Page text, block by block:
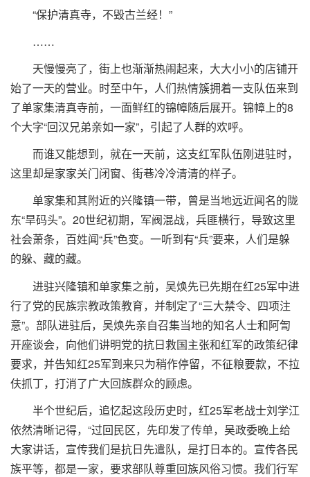
“保护清真寺，不毁古兰经！”
……
天慢慢亮了，街上也渐渐热闹起来，大大小小的店铺开
始了一天的营业。时至中午，人们热情簇拥着一支队伍来到
了单家集清真寺前，一面鲜红的锦幛随后展开。锦幛上的8
个大字“回汉兄弟亲如一家”，引起了人群的欢呼。
而谁又能想到，就在一天前，这支红军队伍刚进驻时，
这里却是家家关门闭窗、街巷冷冷清清的样子。
单家集和其附近的兴隆镇一带，曾是当地远近闻名的陇
东“旱码头”。20世纪初期，军阀混战，兵匪横行，导致这里
社会萧条，百姓闻“兵”色变。一听到有“兵”要来，人们是躲
的躲、藏的藏。
进驻兴隆镇和单家集之前，吴焕先已先期在红25军中进
行了党的民族宗教政策教育，并制定了“三大禁令、四项注
意”。部队进驻后，吴焕先亲自召集当地的知名人士和阿訇
开座谈会，向他们讲明党的抗日救国主张和红军的政策纪律
要求，并告知红25军到来只为稍作停留，不征粮要款，不拉
伕抓丁，打消了广大回族群众的顾虑。
半个世纪后，追忆起这段历史时，红25军老战士刘学江
依然清晰记得，“过回民区，先印发了传单，吴政委晚上给
大家讲话，宣传我们是抗日先遣队，是打日本的。宣传各民
族平等，都是一家，要求部队尊重回族风俗习惯。我们行军